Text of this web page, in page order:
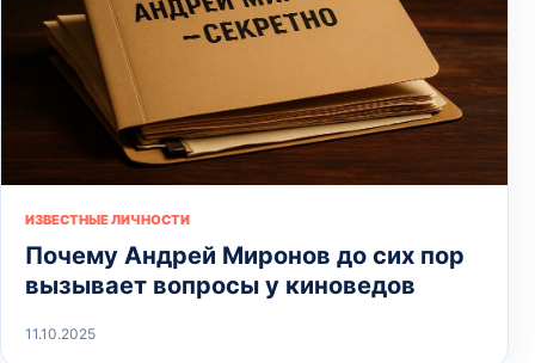
ИЗВЕСТНЫЕ ЛИЧНОСТИ
Почему Андрей Миронов до сих пор
вызывает вопросы у киноведов
11.10.2025